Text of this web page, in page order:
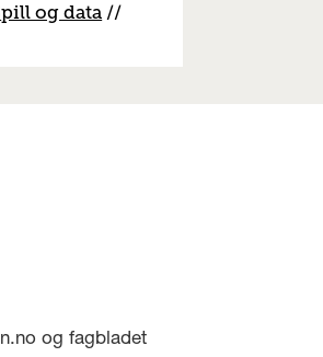
pill og data //
og fagbladet